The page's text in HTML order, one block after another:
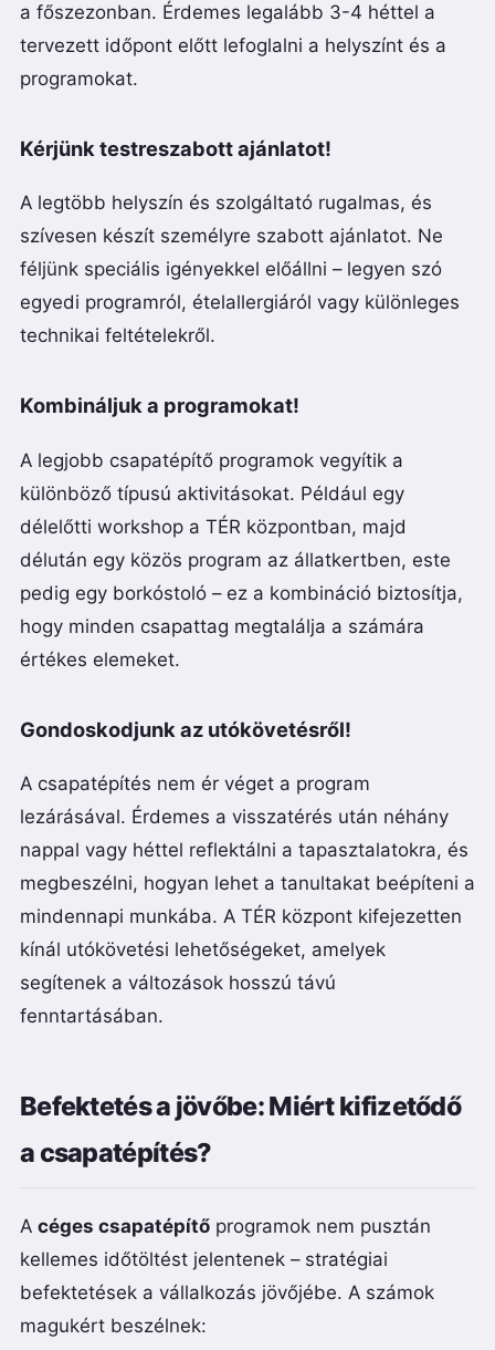
a főszezonban. Érdemes legalább 3-4 héttel a
tervezett időpont előtt lefoglalni a helyszínt és a
programokat.
Kérjünk testreszabott ajánlatot!
A legtöbb helyszín és szolgáltató rugalmas, és
szívesen készít személyre szabott ajánlatot. Ne
féljünk speciális igényekkel előállni – legyen szó
egyedi programról, ételallergiáról vagy különleges
technikai feltételekről.
Kombináljuk a programokat!
A legjobb csapatépítő programok vegyítik a
különböző típusú aktivitásokat. Például egy
délelőtti workshop a TÉR központban, majd
délután egy közös program az állatkertben, este
pedig egy borkóstoló – ez a kombináció biztosítja,
hogy minden csapattag megtalálja a számára
értékes elemeket.
Gondoskodjunk az utókövetésről!
A csapatépítés nem ér véget a program
lezárásával. Érdemes a visszatérés után néhány
nappal vagy héttel reflektálni a tapasztalatokra, és
megbeszélni, hogyan lehet a tanultakat beépíteni a
mindennapi munkába. A TÉR központ kifejezetten
kínál utókövetési lehetőségeket, amelyek
segítenek a változások hosszú távú
fenntartásában.
Befektetés a jövőbe: Miért kifizetődő
a csapatépítés?
A céges csapatépítő programok nem pusztán
kellemes időtöltést jelentenek – stratégiai
befektetések a vállalkozás jövőjébe. A számok
magukért beszélnek: